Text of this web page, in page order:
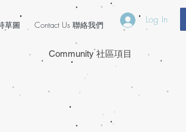
Community 社區項目
草圖 Contact Us 聯絡我們 Log In